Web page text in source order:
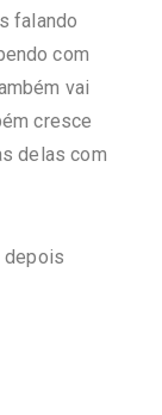
falando
com
vai
cresce
delas com
depois